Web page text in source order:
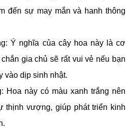
đến sự may mắn và hanh thông
Ý nghĩa của cây hoa này là cơ
gia chủ sẽ rất vui vẻ nếu bạn
vào dịp sinh nhật.
Hoa này có màu xanh trắng nên
thịnh vượng, giúp phát triển kinh